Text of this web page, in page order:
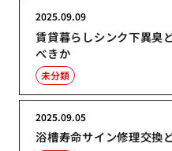
賃貸暮らしシンク下異臭
べきか
2025.09.09
未分類
浴槽寿命サイン修理交換
2025.09.05